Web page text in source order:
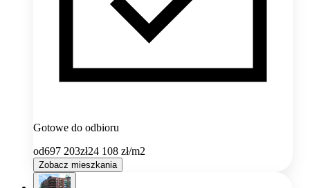
Gotowe do odbioru
od697 203zł24 108 zł/m2
Zobacz mieszkania